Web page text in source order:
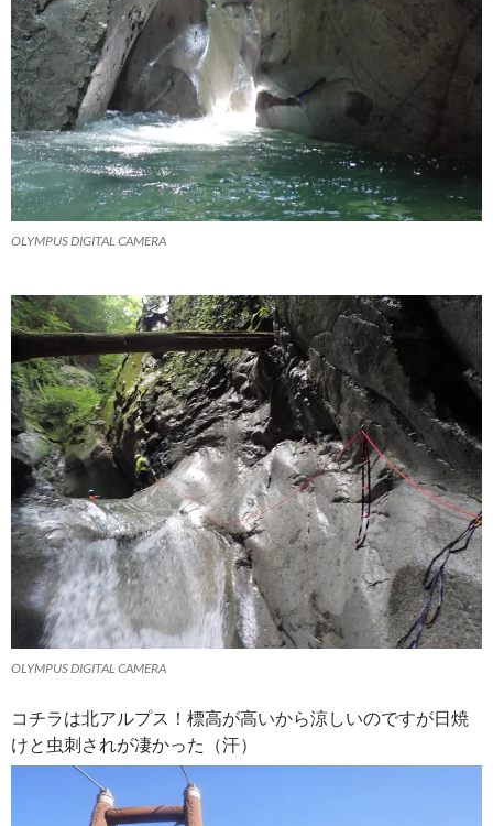
OLYMPUS DIGITAL CAMERA
OLYMPUS DIGITAL CAMERA
コチラは北アルプス！標高が高いから涼しいのですが日焼
けと虫刺されが凄かった（汗）